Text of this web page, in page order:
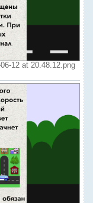
12 at 20.48.12.png